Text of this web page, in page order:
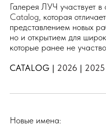
Галерея ЛУЧ участвует
Catalog, которая
представлением новых
но и открытием для
которые ранее не
CATALOG | 2026 | 2025
Новые имена: